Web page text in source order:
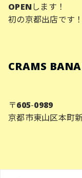
OPENします！
初の京都出店です
CRAMS
〒605‐0989
京都市東山区本町